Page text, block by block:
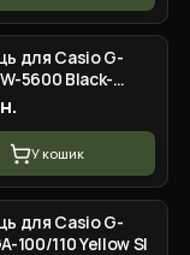
для Casio G-
5600 Black-
У кошик
для Casio G-
100/110 Yellow SI